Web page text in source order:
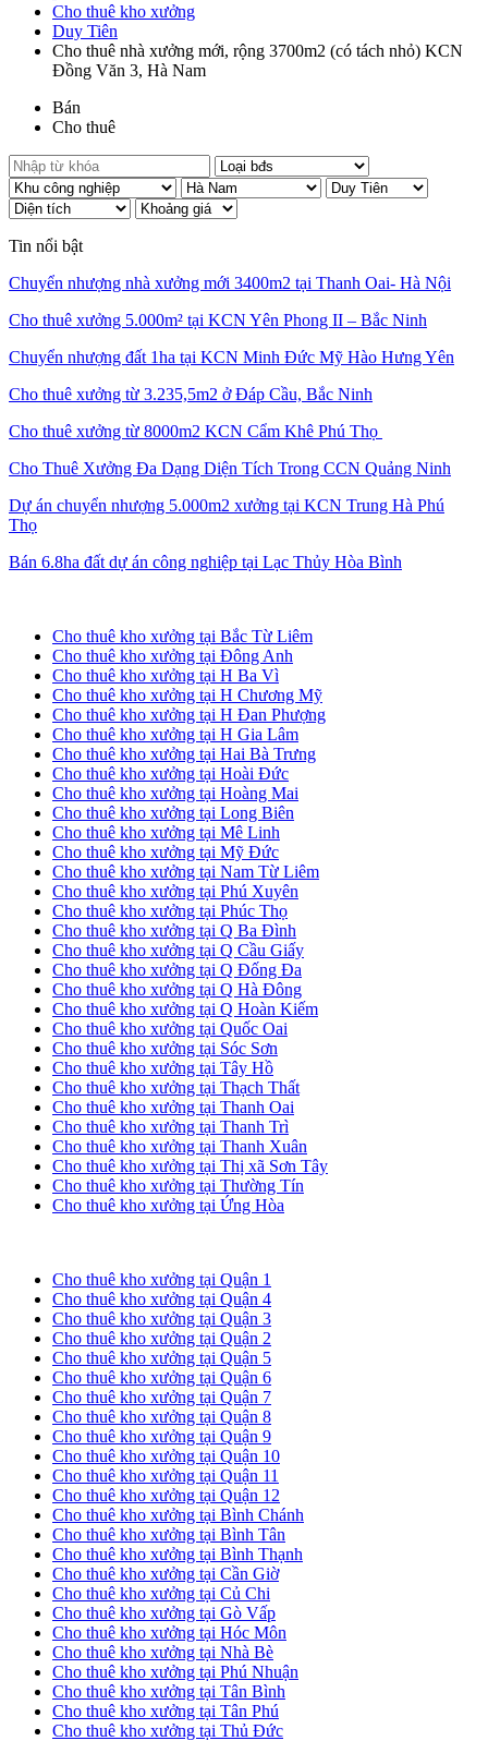
Cho thuê kho xưởng
Duy Tiên
Cho thuê nhà xưởng mới, rộng 3700m2 (có tách nhỏ) KCN
Đồng Văn 3, Hà Nam
Bán
Cho thuê
Tin nổi bật
Chuyển nhượng nhà xưởng mới 3400m2 tại Thanh Oai- Hà Nội
Cho thuê xưởng 5.000m² tại KCN Yên Phong II – Bắc Ninh
Chuyển nhượng đất 1ha tại KCN Minh Đức Mỹ Hào Hưng Yên
Cho thuê xưởng từ 3.235,5m2 ở Đáp Cầu, Bắc Ninh
Cho thuê xưởng từ 8000m2 KCN Cẩm Khê Phú Thọ
Cho Thuê Xưởng Đa Dạng Diện Tích Trong CCN Quảng Ninh
Dự án chuyển nhượng 5.000m2 xưởng tại KCN Trung Hà Phú
Thọ
Bán 6.8ha đất dự án công nghiệp tại Lạc Thủy Hòa Bình
Cho thuê kho xưởng tại Bắc Từ Liêm
Cho thuê kho xưởng tại Đông Anh
Cho thuê kho xưởng tại H Ba Vì
Cho thuê kho xưởng tại H Chương Mỹ
Cho thuê kho xưởng tại H Đan Phượng
Cho thuê kho xưởng tại H Gia Lâm
Cho thuê kho xưởng tại Hai Bà Trưng
Cho thuê kho xưởng tại Hoài Đức
Cho thuê kho xưởng tại Hoàng Mai
Cho thuê kho xưởng tại Long Biên
Cho thuê kho xưởng tại Mê Linh
Cho thuê kho xưởng tại Mỹ Đức
Cho thuê kho xưởng tại Nam Từ Liêm
Cho thuê kho xưởng tại Phú Xuyên
Cho thuê kho xưởng tại Phúc Thọ
Cho thuê kho xưởng tại Q Ba Đình
Cho thuê kho xưởng tại Q Cầu Giấy
Cho thuê kho xưởng tại Q Đống Đa
Cho thuê kho xưởng tại Q Hà Đông
Cho thuê kho xưởng tại Q Hoàn Kiếm
Cho thuê kho xưởng tại Quốc Oai
Cho thuê kho xưởng tại Sóc Sơn
Cho thuê kho xưởng tại Tây Hồ
Cho thuê kho xưởng tại Thạch Thất
Cho thuê kho xưởng tại Thanh Oai
Cho thuê kho xưởng tại Thanh Trì
Cho thuê kho xưởng tại Thanh Xuân
Cho thuê kho xưởng tại Thị xã Sơn Tây
Cho thuê kho xưởng tại Thường Tín
Cho thuê kho xưởng tại Ứng Hòa
Cho thuê kho xưởng tại Quận 1
Cho thuê kho xưởng tại Quận 4
Cho thuê kho xưởng tại Quận 3
Cho thuê kho xưởng tại Quận 2
Cho thuê kho xưởng tại Quận 5
Cho thuê kho xưởng tại Quận 6
Cho thuê kho xưởng tại Quận 7
Cho thuê kho xưởng tại Quận 8
Cho thuê kho xưởng tại Quận 9
Cho thuê kho xưởng tại Quận 10
Cho thuê kho xưởng tại Quận 11
Cho thuê kho xưởng tại Quận 12
Cho thuê kho xưởng tại Bình Chánh
Cho thuê kho xưởng tại Bình Tân
Cho thuê kho xưởng tại Bình Thạnh
Cho thuê kho xưởng tại Cần Giờ
Cho thuê kho xưởng tại Củ Chi
Cho thuê kho xưởng tại Gò Vấp
Cho thuê kho xưởng tại Hóc Môn
Cho thuê kho xưởng tại Nhà Bè
Cho thuê kho xưởng tại Phú Nhuận
Cho thuê kho xưởng tại Tân Bình
Cho thuê kho xưởng tại Tân Phú
Cho thuê kho xưởng tại Thủ Đức